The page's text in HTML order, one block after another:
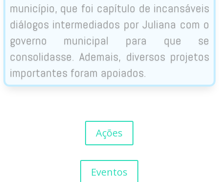
município, que foi capítulo de incansáveis
diálogos intermediados por Juliana com o
governo municipal para que se
consolidasse. Ademais, diversos projetos
importantes foram apoiados.
Ações
Eventos